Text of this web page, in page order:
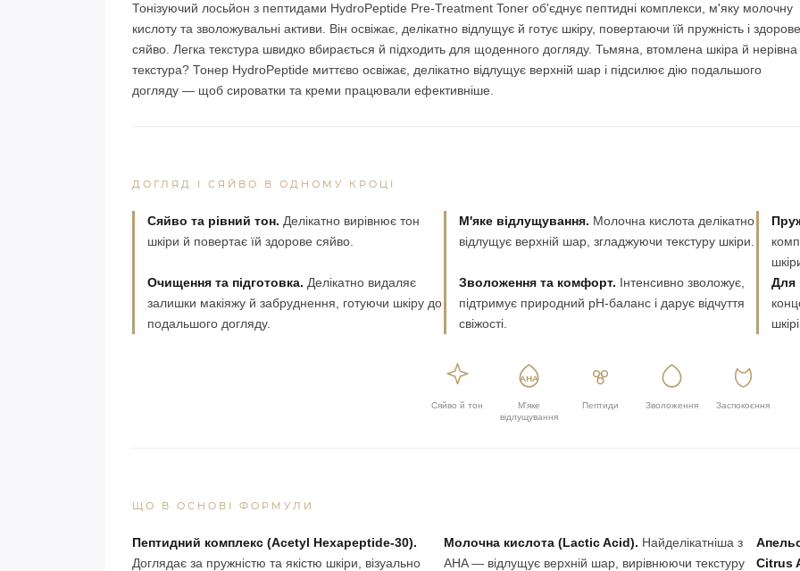
Тонізуючий лосьйон з пептидами HydroPeptide Pre-Treatment Toner об'єднує пептидні комплекси, м'яку молочну
кислоту та зволожувальні активи. Він освіжає, делікатно відлущує й готує шкіру, повертаючи їй пружність і здорове
сяйво. Легка текстура швидко вбирається й підходить для щоденного догляду. Тьмяна, втомлена шкіра й нерівна
текстура? Тонер HydroPeptide миттєво освіжає, делікатно відлущує верхній шар і підсилює дію подальшого
догляду — щоб сироватки та креми працювали ефективніше.
ДОГЛЯД І СЯЙВО В ОДНОМУ КРОЦІ
Сяйво та рівний тон. Делікатно вирівнює тон
шкіри й повертає їй здорове сяйво.
М'яке відлущування. Молочна кислота делікатно
відлущує верхній шар, згладжуючи текстуру шкіри.
Очищення та підготовка. Делікатно видаляє
залишки макіяжу й забруднення, готуючи шкіру до
подальшого догляду.
Зволоження та комфорт. Інтенсивно зволожує,
підтримує природний pH-баланс і дарує відчуття
свіжості.
Для
Сяйво й тон
AHA
М'яке
відлущування
Пептиди Зволоження Заспокоєння
ЩО В ОСНОВІ ФОРМУЛИ
Пептидний комплекс (Acetyl Hexapeptide-30).
Доглядає за пружністю та якістю шкіри, візуально
Молочна кислота (Lactic Acid). Найделікатніша з
AHA — відлущує верхній шар, вирівнюючи текстуру
Citrus